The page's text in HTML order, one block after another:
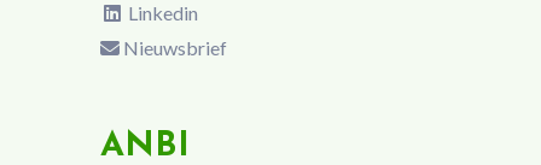
Linkedin
Nieuwsbrief
ANBI